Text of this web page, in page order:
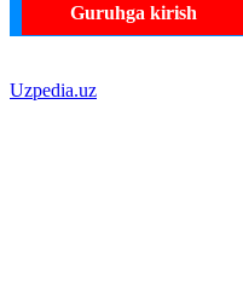
Guruhga kirish
Uzpedia.uz